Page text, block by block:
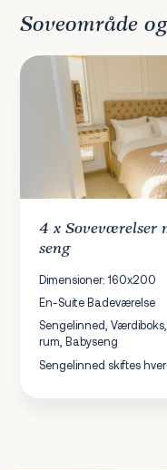
Soveområde
4 xSoveværelser
seng
Dimensioner: 160x200
En-Suite Badeværelse
Sengelinned,
rum, Babyseng
Sengelinned skiftes hver